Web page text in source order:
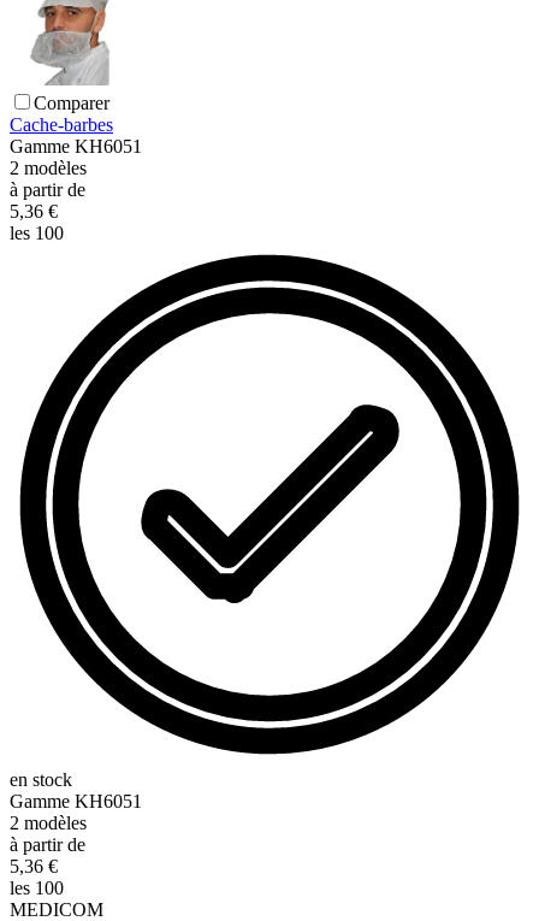
Comparer
Cache-barbes
Gamme KH6051
2 modèles
à partir de
5,36 €
les 100
en stock
Gamme KH6051
2 modèles
à partir de
5,36 €
les 100
MEDICOM